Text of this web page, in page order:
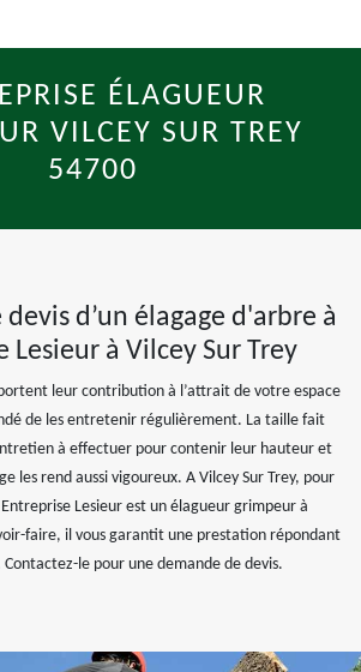
ÉLAGUEUR
VILCEY SUR TREY
54700
d’un élagage d'arbre à
Lesieur à Vilcey Sur Trey
leur contribution à l’attrait de votre espace
de les entretenir régulièrement. La taille fait
à effectuer pour contenir leur hauteur et
les rend aussi vigoureux. A Vilcey Sur Trey, pour
Lesieur est un élagueur grimpeur à
faire, il vous garantit une prestation répondant
le pour une demande de devis.